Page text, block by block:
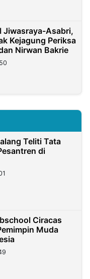
Jiwasraya-Asabri,
Kejagung Periksa
Nirwan Bakrie
Teliti Tata
di
Ciracas
Muda